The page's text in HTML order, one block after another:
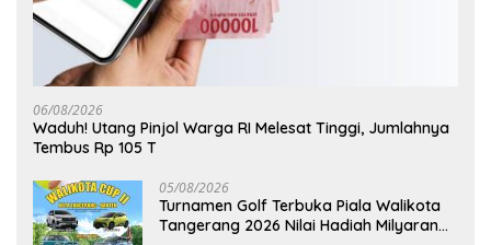
06/08/2026
Waduh! Utang Pinjol Warga RI Melesat Tinggi, Jumlahnya
Tembus Rp 105 T
05/08/2026
Turnamen Golf Terbuka Piala Walikota
Tangerang 2026 Nilai Hadiah Milyaran